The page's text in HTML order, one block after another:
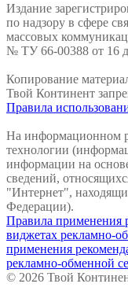
Издание
по надзору в сфере
массовых
№ ТУ 66-00388 от 16
Копирование
Твой Континент
Правила
На информационном
технологии
информации на
сведений,
"Интернет",
Федерации).
Правила применения
виджетах рекламно-
применения
рекламно-обменной
© 2026 Твой